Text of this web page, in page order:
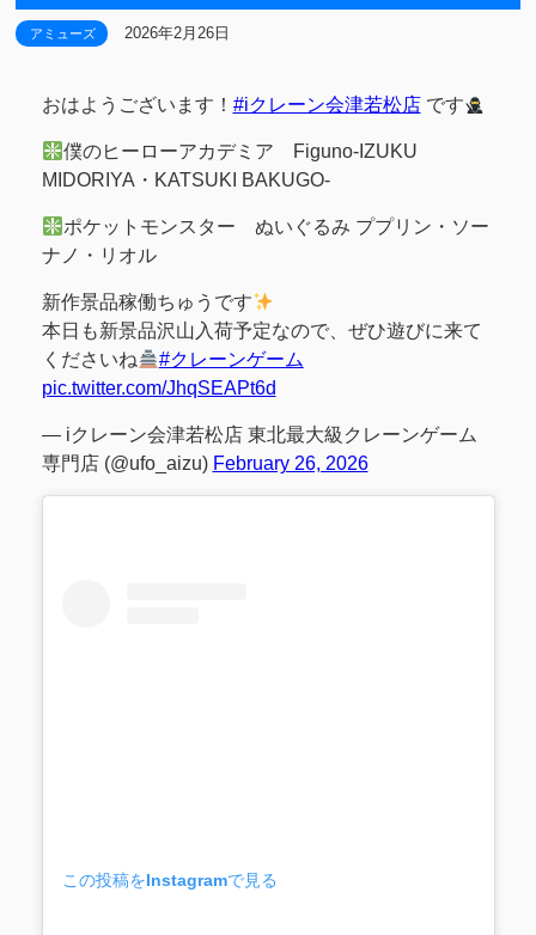
アミューズ 2026年2月26日
おはようございます！ #iクレーン会津若松店です
僕のヒーローアカデミア Figuno-IZUKU
MIDORIYA・KATSUKI BAKUGO-
ポケットモンスター ぬいぐるみ ププリン・ソー
ナノ・リオル
新作景品稼働ちゅうです
本日も新景品沢山入荷予定なので、ぜひ遊びに来て
くださいね
#クレーンゲーム
pic.twitter.com/JhqSEAPt6d
— iクレーン会津若松店 東北最大級クレーンゲーム
専門店 (@ufo_aizu) February 26, 2026
この投稿をInstagramで見る